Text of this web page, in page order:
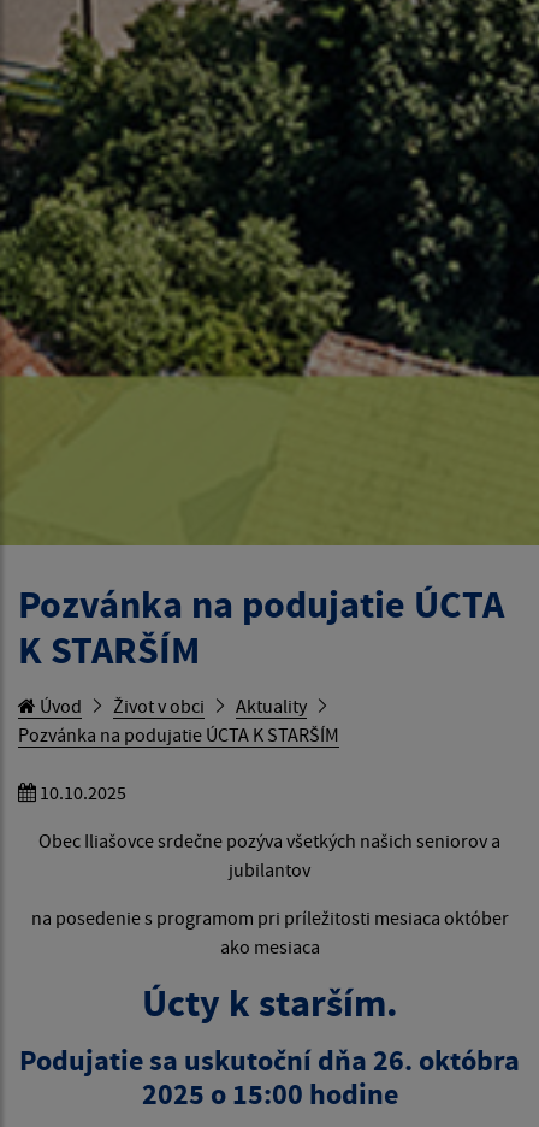
Pozvánka na podujatie ÚCTA
K STARŠÍM
Úvod Život v obci
Aktuality
Pozvánka na podujatie ÚCTA K STARŠÍM
10.10.2025
Obec Iliašovce srdečne pozýva všetkých našich seniorov a
jubilantov
na posedenie s programom pri príležitosti mesiaca október
ako mesiaca
Úcty k starším.
Podujatie sa uskutoční dňa 26. októbra
2025 o 15:00 hodine